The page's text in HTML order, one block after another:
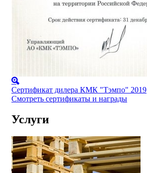
Сертификат дилера КМК "Тэмпо" 2019
Смотреть сертификаты и награды
Услуги